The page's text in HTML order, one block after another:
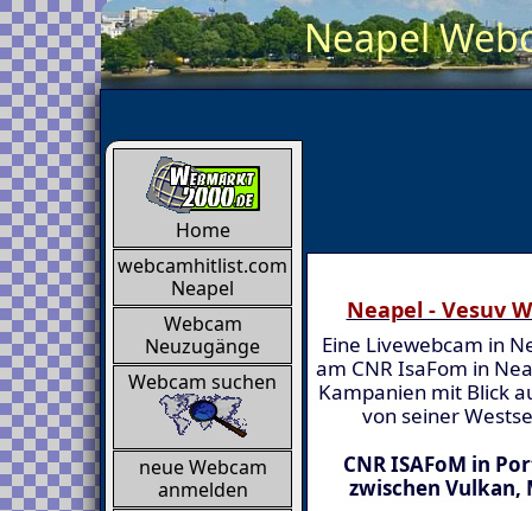
Neapel
Home
webcamhitlist.com
Neapel
Webcam
Neuzugänge
Webcam suchen
neue Webcam
anmelden
Neapel - Vesuv
Eine Livewebcam in
am CNR IsaFom in
Kampanien mit Blick
von seiner
CNR ISAFoM in
zwischen